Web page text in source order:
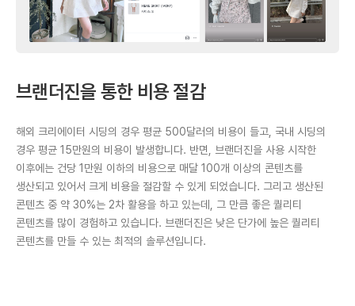
브랜더진을 통한 비용 절감
해외 크리에이터 시딩의 경우 평균 500달러의 비용이 들고, 국내 시딩의
경우 평균 15만원의 비용이 발생합니다. 반면, 브랜더진을 사용 시작한
이후에는 건당 1만원 이하의 비용으로 매달 100개 이상의 콘텐츠를
생산되고 있어서 크게 비용을 절감할 수 있게 되었습니다. 그리고 생산된
콘텐츠 중 약 30%는 2차 활용을 하고 있는데, 그 만큼 좋은 퀄리티
콘텐츠를 많이 경험하고 있습니다. 브랜더진은 낮은 단가에 높은 퀄리티
콘텐츠를 만들 수 있는 최적의 솔루션입니다.